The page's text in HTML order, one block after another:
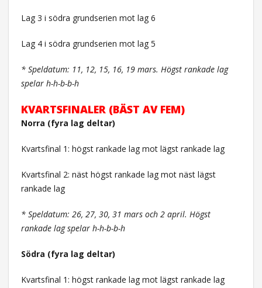
Lag 3 i södra grundserien mot lag 6
Lag 4 i södra grundserien mot lag 5
* Speldatum: 11, 12, 15, 16, 19 mars. Högst rankade lag
spelar h-h-b-b-h
KVARTSFINALER (BÄST AV FEM)
Norra (fyra lag deltar)
Kvartsfinal 1: högst rankade lag mot lägst rankade lag
Kvartsfinal 2: näst högst rankade lag mot näst lägst
rankade lag
* Speldatum: 26, 27, 30, 31 mars och 2 april. Högst
rankade lag spelar h-h-b-b-h
Södra (fyra lag deltar)
Kvartsfinal 1: högst rankade lag mot lägst rankade lag